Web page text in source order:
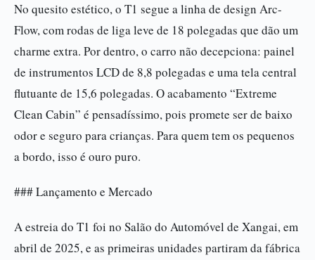
No quesito estético, o T1 segue a linha de design Arc-
Flow, com rodas de liga leve de 18 polegadas que dão um
charme extra. Por dentro, o carro não decepciona: painel
de instrumentos LCD de 8,8 polegadas e uma tela central
flutuante de 15,6 polegadas. O acabamento “Extreme
Clean Cabin” é pensadíssimo, pois promete ser de baixo
odor e seguro para crianças. Para quem tem os pequenos
a bordo, isso é ouro puro.
### Lançamento e Mercado
A estreia do T1 foi no Salão do Automóvel de Xangai, em
abril de 2025, e as primeiras unidades partiram da fábrica